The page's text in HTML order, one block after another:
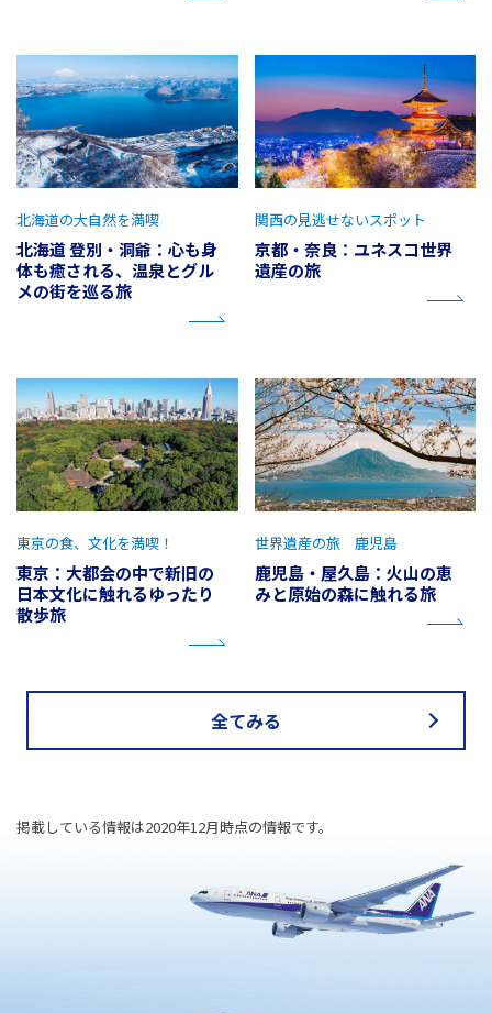
北海道 登別・洞爺：心も身
体も癒される、温泉とグル
メの街を巡る旅
北海道の大自然を満喫
京都・奈良：ユネスコ世界
遺産の旅
関西の見逃せないスポット
東京：大都会の中で新旧の
日本文化に触れるゆったり
散歩旅
東京の食、文化を満喫！
鹿児島・屋久島：火山の恵
みと原始の森に触れる旅
世界遺産の旅 鹿児島
全てみる
掲載している情報は2020年12月時点の情報です。